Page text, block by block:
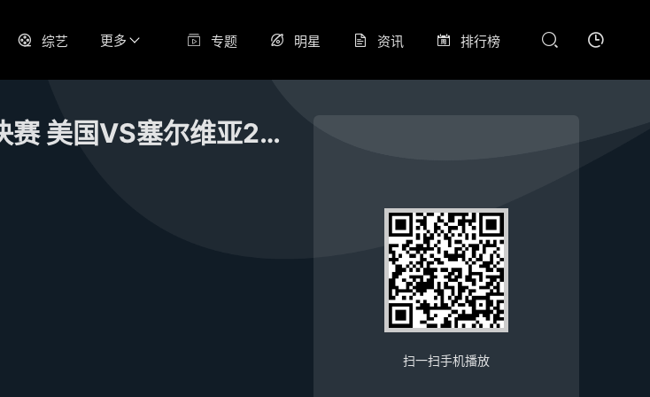
综艺 更多 专题 明星 资讯 排行榜
U17男篮世界杯决赛 美国VS塞尔维亚20260706
扫一扫手机播放